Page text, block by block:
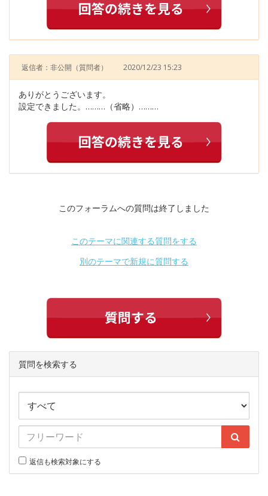
返信者：非公開 （質問者） 2020/12/23 15:23
ありがとうございます。
設定できました。………（省略）………
このフォーラムへの質問は終了しました
このテーマに関連する質問をする
別のテーマで新規に質問する
質問を検索する
返信も検索対象にする